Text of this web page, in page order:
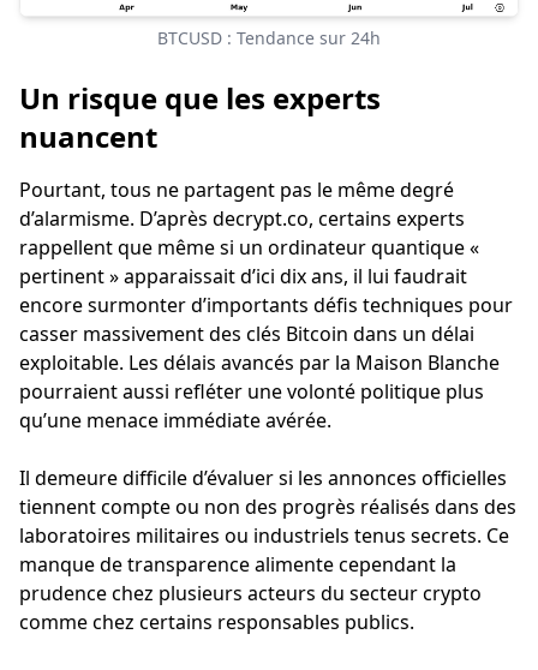
BTCUSD : Tendance sur 24h
Un risque que les experts
nuancent
Pourtant, tous ne partagent pas le même degré
d’alarmisme. D’après decrypt.co, certains experts
rappellent que même si un ordinateur quantique «
pertinent » apparaissait d’ici dix ans, il lui faudrait
encore surmonter d’importants défis techniques pour
casser massivement des clés Bitcoin dans un délai
exploitable. Les délais avancés par la Maison Blanche
pourraient aussi refléter une volonté politique plus
qu’une menace immédiate avérée.
Il demeure difficile d’évaluer si les annonces officielles
tiennent compte ou non des progrès réalisés dans des
laboratoires militaires ou industriels tenus secrets. Ce
manque de transparence alimente cependant la
prudence chez plusieurs acteurs du secteur crypto
comme chez certains responsables publics.